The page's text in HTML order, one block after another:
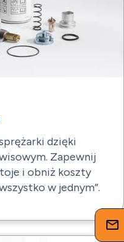
dzięki
Zapewnij
i obniż koszty
w jednym”.